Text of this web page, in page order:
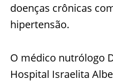
doenças crônicas
hipertensão.
O médico nutrólogo
Hospital Israelita